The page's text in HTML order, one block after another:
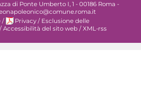
di Ponte Umberto I, 1 - 00186 Roma -
/ Privacy / Esclusione delle
/ Accessibilità del sito web / XML-rss